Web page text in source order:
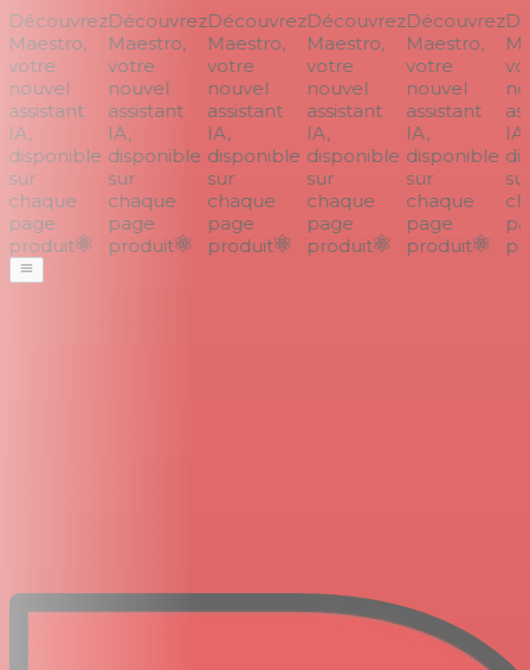
Découvrez
Maestro,
votre
nouvel
assistant
IA,
disponible
sur
chaque
page
produit
Découvrez
Maestro,
votre
nouvel
assistant
IA,
disponible
sur
chaque
page
produit
Découvrez
Maestro,
votre
nouvel
assistant
IA,
disponible
sur
chaque
page
produit
Découvrez
Maestro,
votre
nouvel
assistant
IA,
disponible
sur
chaque
page
produit
IA,
sur